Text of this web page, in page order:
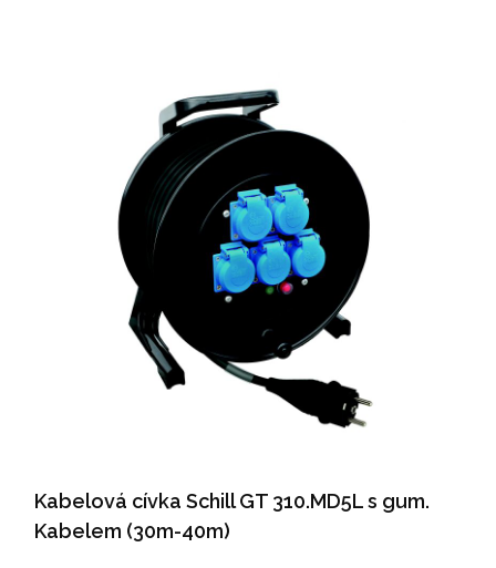
Kabelová cívka Schill GT 310.MD5L s gum.
Kabelem (30m-40m)